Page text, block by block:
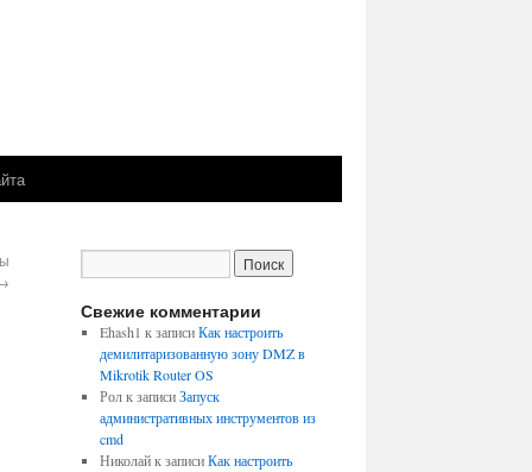
Свежие комментарии
Ehash1 к записиКак настроить
демилитаризованную зону DMZ в
Mikrotik Router OS
Ролк записиЗапуск
административных инструментов из
cmd
Николайк записиКак настроить